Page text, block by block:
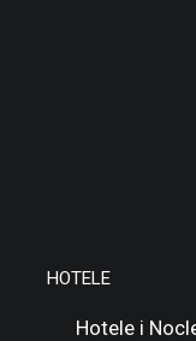
HOTELE
Hotele i